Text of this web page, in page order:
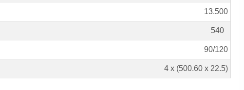
13.500
540
90/120
4 x (500.60 x 22.5)